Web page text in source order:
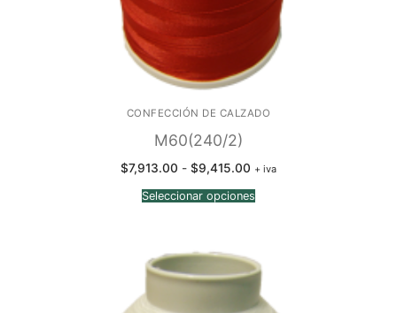
CONFECCIÓN DE CALZADO
M60(240/2)
$7,913.00 - $9,415.00 Rango
precios:
desde
+ iva
Seleccionar opciones